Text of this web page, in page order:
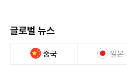
글로벌 뉴스
중국 일본